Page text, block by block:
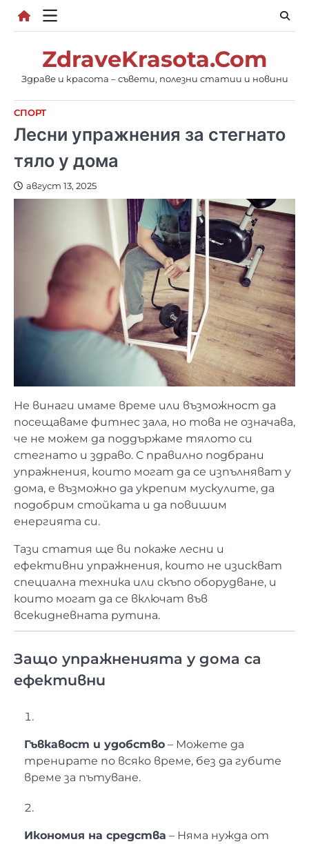
Skip
ZdraveKrasota.Com
Здраве и красота – съвети, полезни статии и новини
СПОРТ
Лесни упражнения за стегнато
тяло у дома
август 13, 2025
Не винаги имаме време или възможност да
посещаваме фитнес зала, но това не означава,
че не можем да поддържаме тялото си
стегнато и здраво. С правилно подбрани
упражнения, които могат да се изпълняват у
дома, е възможно да укрепим мускулите, да
подобрим стойката и да повишим
енергията си.
Тази статия ще ви покаже лесни и
ефективни упражнения, които не изискват
специална техника или скъпо оборудване, и
които могат да се включат във
всекидневната рутина.
Защо упражненията у дома са
ефективни
Гъвкавост и удобство – Можете да
тренирате по всяко време, без да губите
време за пътуване.
Икономия на средства – Няма нужда от